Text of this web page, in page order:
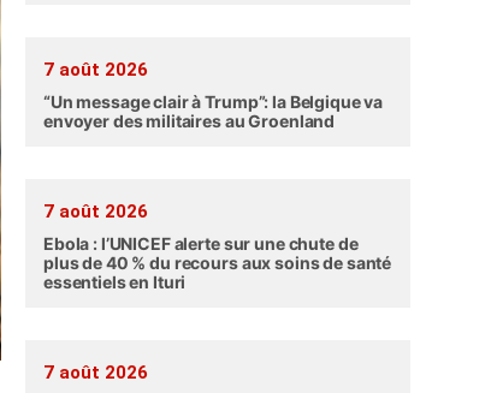
7 août 2026
“Un message clair à Trump”: la Belgique va
envoyer des militaires au Groenland
7 août 2026
Ebola : l’UNICEF alerte sur une chute de
plus de 40 % du recours aux soins de santé
essentiels en Ituri
7 août 2026